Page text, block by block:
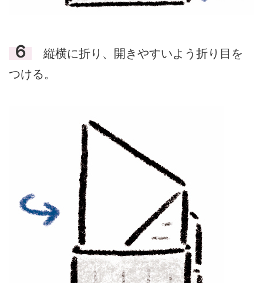
６
縦横に折り、開きやすいよう折り目を
つける。